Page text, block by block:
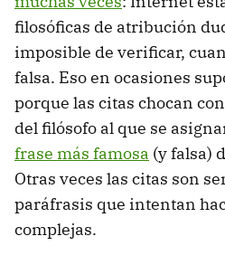
filosóficas de atribución
imposible de verificar,
falsa. Eso en ocasiones
porque las citas chocan
del filósofo al que se
frase más famosa (y falsa)
Otras veces las citas son
paráfrasis que intentan
complejas.